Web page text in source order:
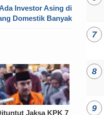
Investor Asing di
Domestik Banyak
Jaksa KPK 7